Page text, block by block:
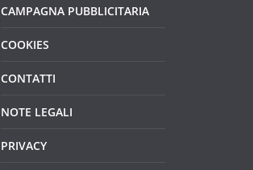
CAMPAGNA PUBBLICITARIA
COOKIES
CONTATTI
NOTE LEGALI
PRIVACY